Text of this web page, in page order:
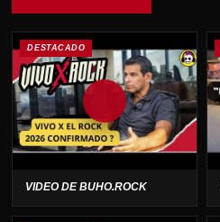
DESTACADO
VIDEO DE BUHO.ROCK